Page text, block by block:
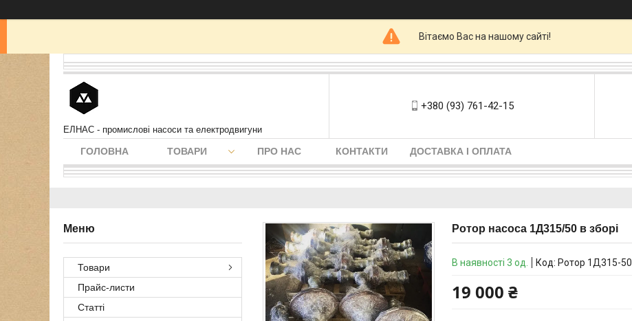
Вітаємо Вас на нашому сайті!
ЕЛНАС - промислові насоси та електродвигуни
+380 (93) 761-42-15
ГОЛОВНА ТОВАРИ ПРО НАС КОНТАКТИ ДОСТАВКА І ОПЛАТА
Ротор насоса 1Д315/50 в зборі
В наявності 3 од. Код: Ротор 1Д315-50
19 000 ₴
Товари
Прайс-листи
Статті